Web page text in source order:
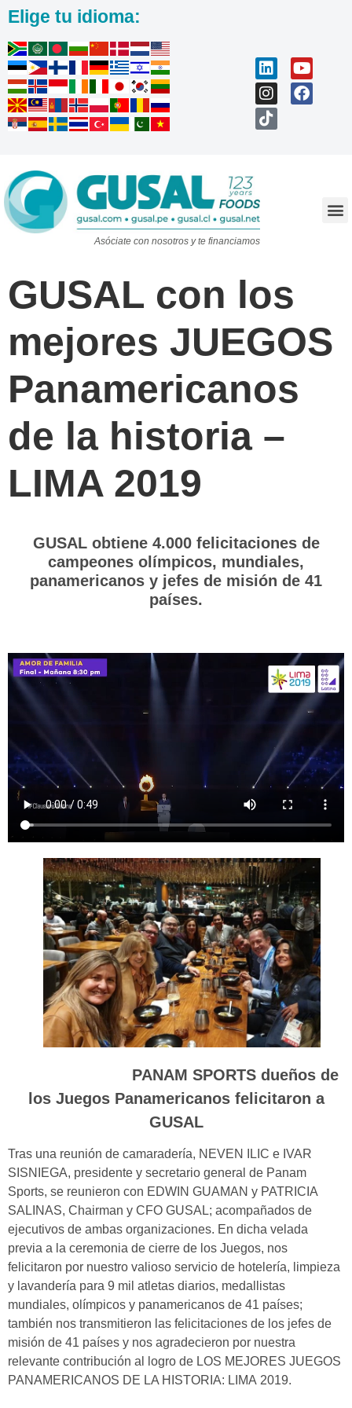
Elige tu idioma:
Asóciate con nosotros y te financiamos
GUSAL con los
mejores JUEGOS
Panamericanos
de la historia –
LIMA 2019
GUSAL obtiene 4.000 felicitaciones de
campeones olímpicos, mundiales,
panamericanos y jefes de misión de 41
países.
PANAM SPORTS dueños de
los Juegos Panamericanos felicitaron a
GUSAL
Tras una reunión de camaradería, NEVEN ILIC e IVAR
SISNIEGA, presidente y secretario general de Panam
Sports, se reunieron con EDWIN GUAMAN y PATRICIA
SALINAS, Chairman y CFO GUSAL; acompañados de
ejecutivos de ambas organizaciones. En dicha velada
previa a la ceremonia de cierre de los Juegos, nos
felicitaron por nuestro valioso servicio de hotelería, limpieza
y lavandería para 9 mil atletas diarios, medallistas
mundiales, olímpicos y panamericanos de 41 países;
también nos transmitieron las felicitaciones de los jefes de
misión de 41 países y nos agradecieron por nuestra
relevante contribución al logro de LOS MEJORES JUEGOS
PANAMERICANOS DE LA HISTORIA: LIMA 2019.